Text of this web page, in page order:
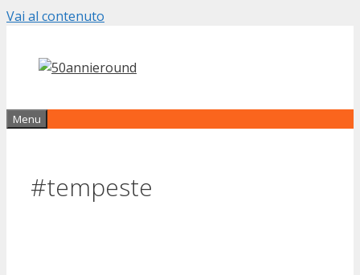
Vai al contenuto
Menu
#tempeste